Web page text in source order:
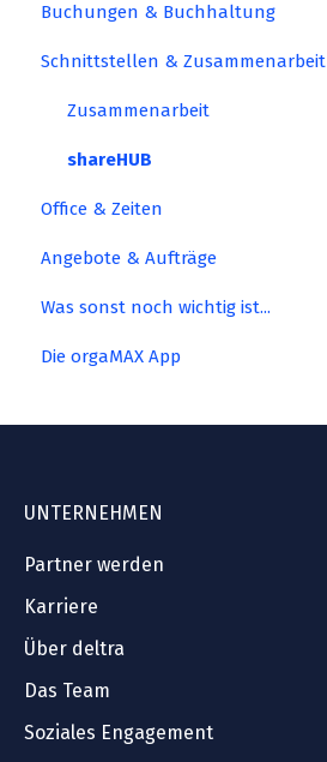
E-Rechnung
Geschäftsdokumente
Briefpapier und Vorlagen
Gutschriften und Stornos
Spezielle Rechnungsarten
Banking & Kasse
Zahlungen
Buchungen & Buchhaltung
Eingangsrechnungen erfassen
Steuerauswertungen
Buchen in orgaMAX
Schnittstellen & Zusammenarbeit
Zusammenarbeit
shareHUB
Office & Zeiten
Zeiten erfassen & abrechnen
Allgemeine Office-Tätigkeiten
Angebote & Aufträge
Angebote
Was sonst noch wichtig ist...
Erweiterungen
Die orgaMAX App
UNTERNEHMEN
Partner werden
Karriere
Über deltra
Das Team
Soziales Engagement